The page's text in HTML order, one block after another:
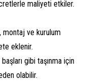
maliyeti etkiler.
montaj ve kurulum
eklenir.
gibi taşınma için
olabilir.